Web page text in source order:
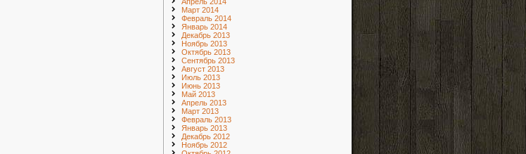
Март 2014
Февраль 2014
Январь 2014
Декабрь 2013
Ноябрь 2013
Октябрь 2013
Сентябрь 2013
Август 2013
Июль 2013
Июнь 2013
Май 2013
Апрель 2013
Март 2013
Февраль 2013
Январь 2013
Декабрь 2012
Ноябрь 2012